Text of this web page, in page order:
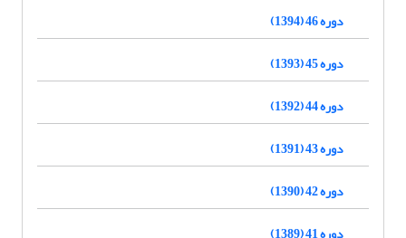
دوره 46 (1394)
دوره 45 (1393)
دوره 44 (1392)
دوره 43 (1391)
دوره 42 (1390)